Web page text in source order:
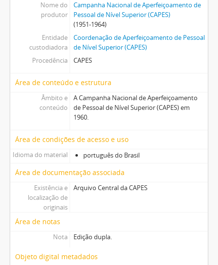
Nome do
produtor
Campanha Nacional de Aperfeiçoamento de
Pessoal de Nível Superior (CAPES)
(1951-1964)
Entidade
custodiadora
Coordenação de Aperfeiçoamento de Pessoal
de Nível Superior (CAPES)
Procedência
CAPES
Área de conteúdo e estrutura
Âmbito e
conteúdo
A Campanha Nacional de Aperfeiçoamento
de Pessoal de Nível Superior (CAPES) em
1960.
Área de condições de acesso e uso
Idioma do material português do Brasil
Área de documentação associada
Existência e
localização de
originais
Arquivo Central da CAPES
Área de notas
Nota Edição dupla.
Objeto digital metadados